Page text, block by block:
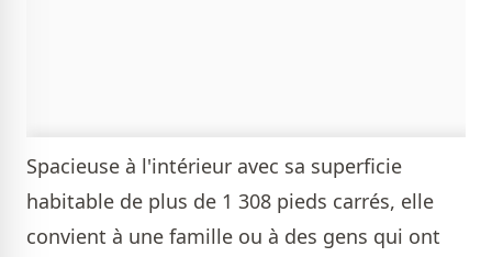
Spacieuse à l'intérieur avec sa superficie
habitable de plus de 1 308 pieds carrés, elle
convient à une famille ou à des gens qui ont